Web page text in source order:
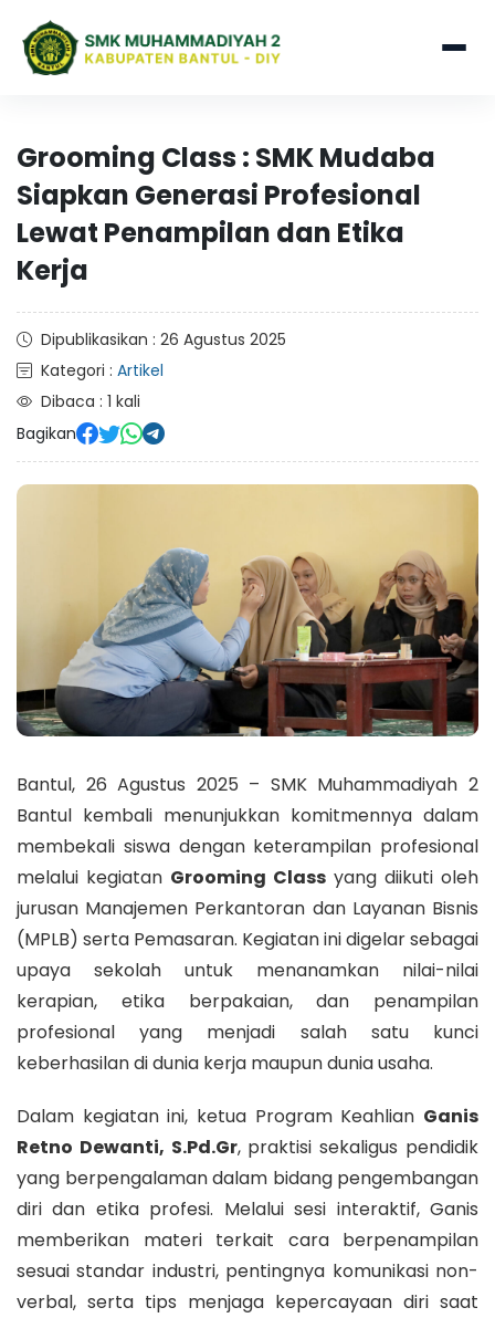
Grooming Class : SMK Mudaba
Siapkan Generasi Profesional
Lewat Penampilan dan Etika
Kerja
Dipublikasikan : 26 Agustus 2025
Kategori : Artikel
Dibaca : 1 kali
Bagikan
Bantul, 26 Agustus 2025 – SMK Muhammadiyah 2
Bantul kembali menunjukkan komitmennya dalam
membekali siswa dengan keterampilan profesional
melalui kegiatan Grooming Class yang diikuti oleh
jurusan Manajemen Perkantoran dan Layanan Bisnis
(MPLB) serta Pemasaran. Kegiatan ini digelar sebagai
upaya sekolah untuk menanamkan nilai-nilai
kerapian, etika berpakaian, dan penampilan
profesional yang menjadi salah satu kunci
keberhasilan di dunia kerja maupun dunia usaha.
Dalam kegiatan ini, ketua Program Keahlian Ganis
Retno Dewanti, S.Pd.Gr, praktisi sekaligus pendidik
yang berpengalaman dalam bidang pengembangan
diri dan etika profesi. Melalui sesi interaktif, Ganis
memberikan materi terkait cara berpenampilan
sesuai standar industri, pentingnya komunikasi non-
verbal, serta tips menjaga kepercayaan diri saat